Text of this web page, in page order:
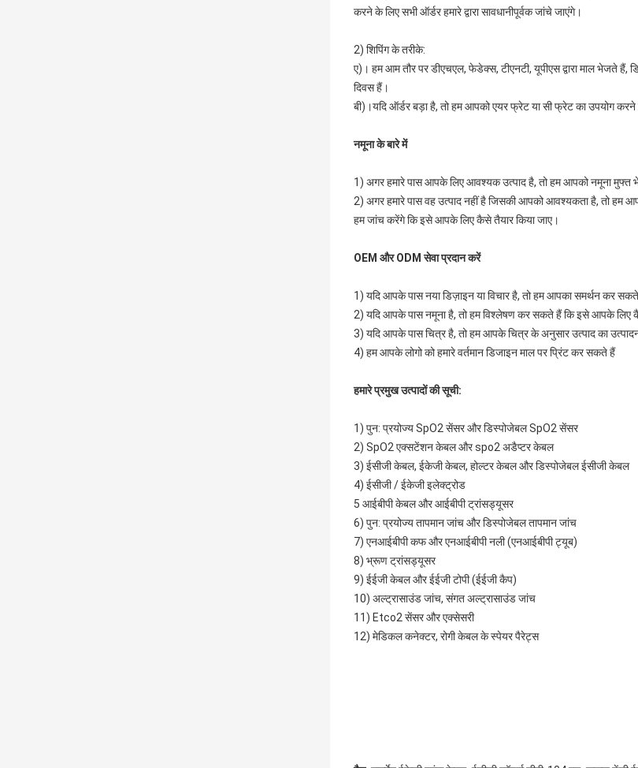
करने के लिए सभी ऑर्डर हमारे द्वारा सावधानीपूर्वक जांचे जाएंगे।
2) शिपिंग के तरीके:
ए)। हम आम तौर पर डीएचएल, फेडेक्स, टीएनटी, यूपीएस द्वारा माल भेजते हैं,
दिवस हैं।
बी)।यदि ऑर्डर बड़ा है, तो हम आपको एयर फ्रेट या सी फ्रेट का उपयोग
नमूना के बारे में
1) अगर हमारे पास आपके लिए आवश्यक उत्पाद है, तो हम आपको नमूना
2) अगर हमारे पास वह उत्पाद नहीं है जिसकी आपको आवश्यकता है, तो हम
हम जांच करेंगे कि इसे आपके लिए कैसे तैयार किया जाए।
OEM और ODM सेवा प्रदान करें
1) यदि आपके पास नया डिज़ाइन या विचार है, तो हम आपका समर्थन कर
2) यदि आपके पास नमूना है, तो हम विश्लेषण कर सकते हैं कि इसे आपके लिए
3) यदि आपके पास चित्र है, तो हम आपके चित्र के अनुसार उत्पाद का
4) हम आपके लोगो को हमारे वर्तमान डिजाइन माल पर प्रिंट कर सकते हैं
हमारे प्रमुख उत्पादों की सूची:
1) पुन: प्रयोज्य SpO2 सेंसर और डिस्पोजेबल SpO2 सेंसर
2) SpO2 एक्सटेंशन केबल और spo2 अडैप्टर केबल
3) ईसीजी केबल, ईकेजी केबल, होल्टर केबल और डिस्पोजेबल ईसीजी केबल
4) ईसीजी / ईकेजी इलेक्ट्रोड
5 आईबीपी केबल और आईबीपी ट्रांसड्यूसर
6) पुन: प्रयोज्य तापमान जांच और डिस्पोजेबल तापमान जांच
7) एनआईबीपी कफ और एनआईबीपी नली (एनआईबीपी ट्यूब)
8) भ्रूण ट्रांसड्यूसर
9) ईईजी केबल और ईईजी टोपी (ईईजी कैप)
10) अल्ट्रासाउंड जांच, संगत अल्ट्रासाउंड जांच
11) Etco2 सेंसर और एक्सेसरी
12) मेडिकल कनेक्टर, रोगी केबल के स्पेयर पैरेट्स